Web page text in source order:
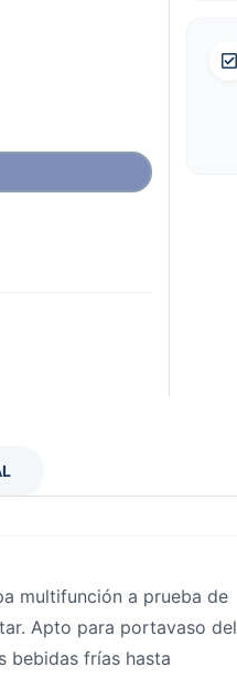
multifunción a prueba de
Apto para portavaso del
bebidas frías hasta